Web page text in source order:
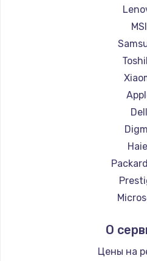
Ремонт
Ремонт
Ремонт
Ремонт
Ремонт
Ремонт
Ремонт
Ремонт
Ремонт
Ремонт
Ремонт
Ремонт
Ремонт
Ремонт
MSI
Dell
О
Цены на